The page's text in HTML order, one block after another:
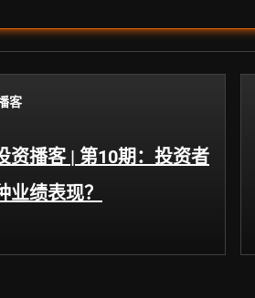
客
资播客 | 第10期：投资者
业绩表现？